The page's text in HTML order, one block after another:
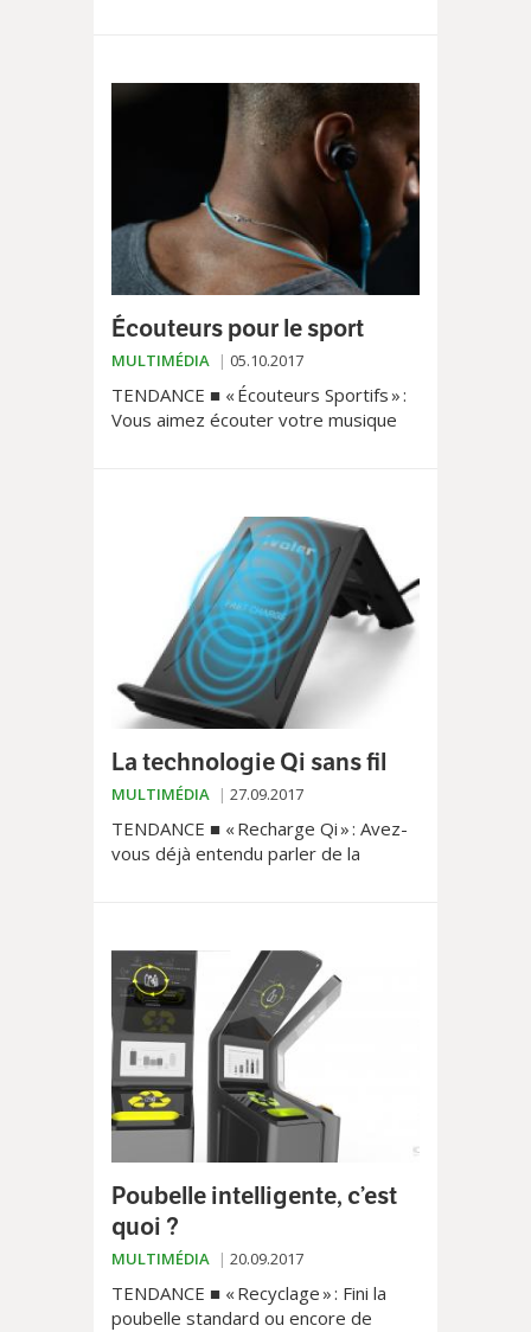
qualités sonores.
Écouteurs pour le sport
MULTIMÉDIA 05.10.2017
TENDANCE ■ « Écouteurs Sportifs » :
Vous aimez écouter votre musique
sans fil à la hauteur du défi.
La technologie Qi sans fil
MULTIMÉDIA 27.09.2017
TENDANCE ■ « Recharge Qi » : Avez-
vous déjà entendu parler de la
Poubelle intelligente, c’est
quoi ?
MULTIMÉDIA 20.09.2017
TENDANCE ■ « Recyclage » : Fini la
poubelle standard ou encore de